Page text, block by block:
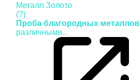
Металл Золото
(?)
Проба благородных металлов
различными...